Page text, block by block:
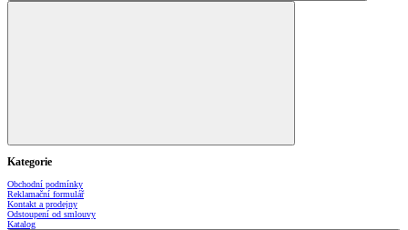
Kategorie
Obchodní podmínky
Reklamační formulář
Kontakt a prodejny
Odstoupení od smlouvy
Katalog